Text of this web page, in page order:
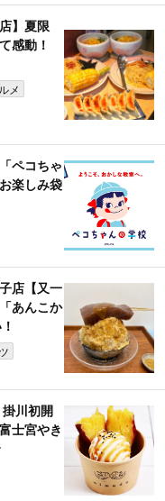
】夏限
感動！
メ
ペコちゃ
楽しみ袋
店【又一
あんこか
川初開
士宮やき